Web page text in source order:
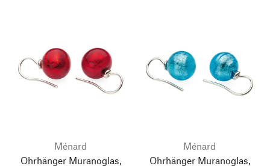
Ménard
Ohrhänger Muranoglas,
Ménard
Ohrhänger Muranoglas,